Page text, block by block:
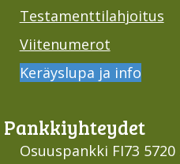
Testamenttilahjoitus
Viitenumerot
Keräyslupa ja info
Pankki­yhteydet
Osuuspankki FI73 5720